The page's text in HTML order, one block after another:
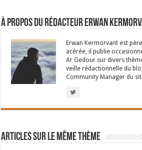
À propos du rédacteur Erwan
Erwan Kermorvant est
acérée, il publie
Ar Gedour sur divers
veille rédactionnelle du
Community Manager du
Articles sur le même thème